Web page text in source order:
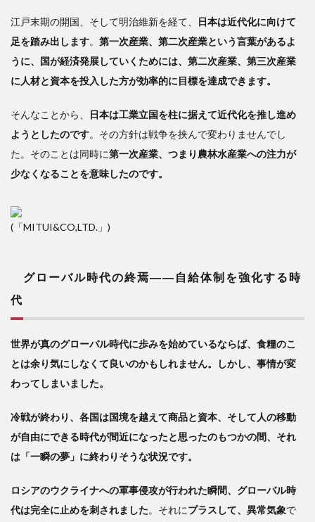
体制
を強
る時
代
農
業大
国の
中国
が食
対し
をも
って
国
で第
一次
を保
護す
る態
勢作
必要
江戸末期の開国、そして明治維新を経て、
日本は近代化に向けて
足を踏み出します。 第一次産業、第二次産業という言葉があるよ
うに、国が経済発展していくためには、第二次産業、第三次産業
に人材と資本を投入した方が効率的に目標を達成できます。
そんなことから、
日本は工業立国を柱に据えて近代化を推し進め
ようとしたのです。その方針は戦争を挟んで変わりませんでし
た。そのことは同時に第一次産業、つまり農林水産業への注力が
少なくなることを意味したのです。
(「MITUI&CO,LTD.」)
グローバル時代の終焉――自給体制を強化する時
代
世界が真のグローバル時代に歩みを始めているならば、食糧のこ
とは余り気にしなくて良いのかもしれません。しかし、事情が変
わってしまいました。
冷戦が終わり、各国は国境を越えて商品と資本、そして人の移動
が自由にできる時代が間近になったと思ったのもつかの間、それ
は「一瞬の夢」に終わりそうな状況です。
ロシアのウクライナへの軍事侵攻が行われた瞬間、グローバル時
代は完全に止めを刺されました。それにプラスして、異常気象で